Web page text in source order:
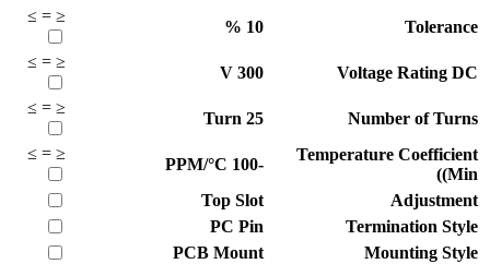
Tolerance
10
%
≤
=
≥
Voltage Rating DC
300
V
≤
=
≥
Number of Turns
25
Turn
≤
=
≥
Temperature Coefficient
(Min)
-100
PPM/°C
≤
=
≥
Adjustment
Top Slot
Termination Style
PC Pin
Mounting Style
PCB Mount